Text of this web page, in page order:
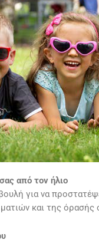
από τον ήλιο
για να
και της